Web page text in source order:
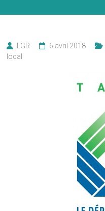
LGR 6 avril 2018
local